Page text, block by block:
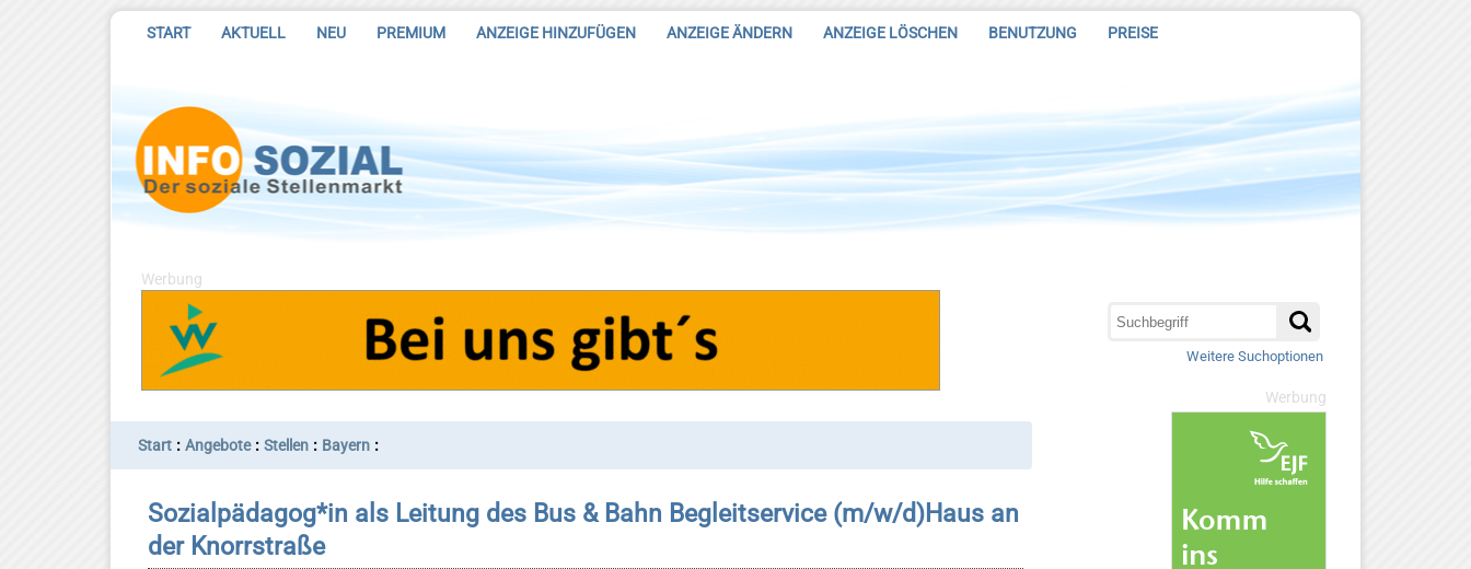
START AKTUELL NEU PREMIUM ANZEIGE HINZUFÜGEN ANZEIGE ÄNDERN ANZEIGE LÖSCHEN BENUTZUNG PREISE
Werbung
Start : Angebote: Stellen : Bayern :
Sozialpädagog*in als Leitung des Bus & Bahn Begleitservice (m/w/d)Haus an
der Knorrstraße
Weitere Suchoptionen
Werbung